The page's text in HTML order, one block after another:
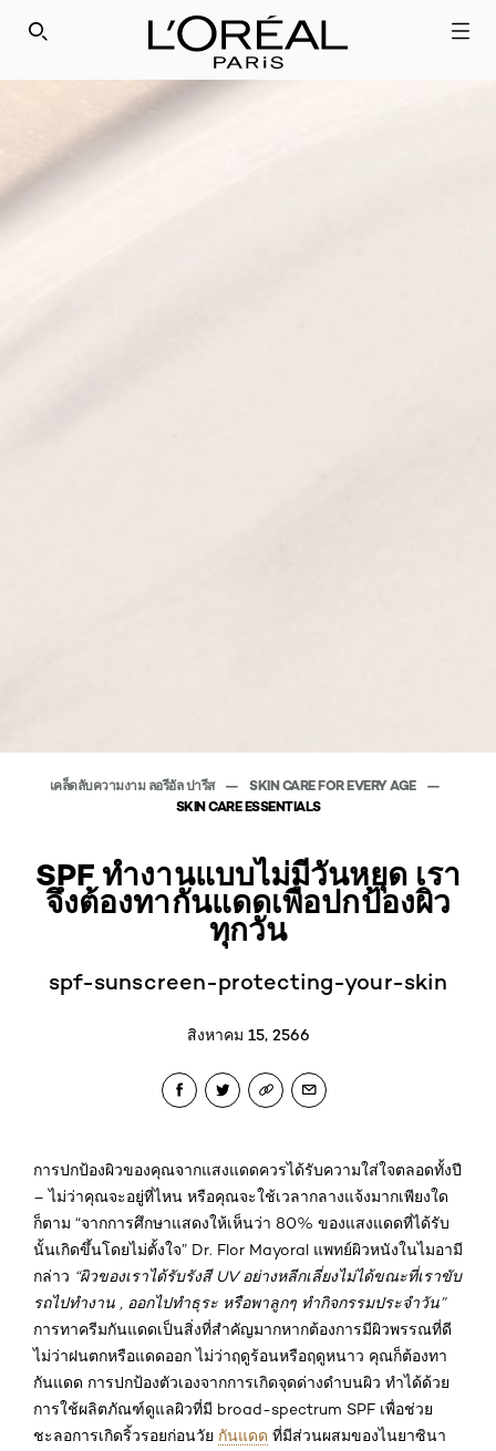
SEARCH THIS SITE
เคล็ดลับความงาม ลอรีอัล ปารีส
SKIN CARE FOR EVERY AGE
SKIN CARE ESSENTIALS
SPF ทำงานแบบไม่มีวันหยุด เรา
จึงต้องทากันแดดเพื่อปกป้องผิว
ทุกวัน
spf-sunscreen-protecting-your-skin
สิงหาคม 15, 2566
การปกป้องผิวของคุณจากแสงแดดควรได้รับความใส่ใจตลอดทั้งปี
– ไม่ว่าคุณจะอยู่ที่ไหน หรือคุณจะใช้เวลากลางแจ้งมากเพียงใด
ก็ตาม “จากการศึกษาแสดงให้เห็นว่า 80% ของแสงแดดที่ได้รับ
นั้นเกิดขึ้นโดยไม่ตั้งใจ” Dr. Flor Mayoral แพทย์ผิวหนังในไมอามี
กล่าว “ผิวของเราได้รับรังสี UV อย่างหลีกเลี่ยงไม่ได้ขณะที่เราขับ
รถไปทำงาน , ออกไปทำธุระ หรือพาลูกๆ ทำกิจกรรมประจำวัน”
การทาครีมกันแดดเป็นสิ่งที่สำคัญมากหากต้องการมีผิวพรรณที่ดี
ไม่ว่าฝนตกหรือแดดออก ไม่ว่าฤดูร้อนหรือฤดูหนาว คุณก็ต้องทา
กันแดด การปกป้องตัวเองจากการเกิดจุดด่างดำบนผิว ทำได้ด้วย
การใช้ผลิตภัณฑ์ดูแลผิวที่มี broad-spectrum SPF เพื่อช่วย
ชะลอการเกิดริ้วรอยก่อนวัย กันแดด ที่มีส่วนผสมของไนยาซินา